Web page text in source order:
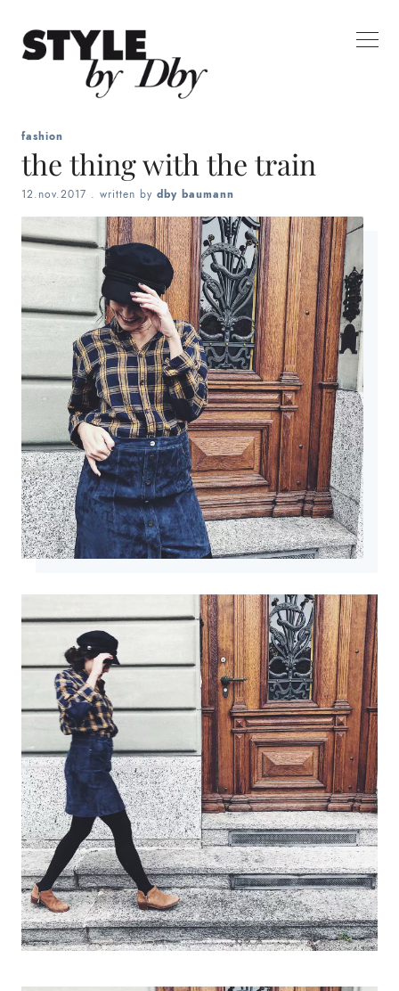
fashion
the thing with the train
12.nov.2017 . written by dby baumann